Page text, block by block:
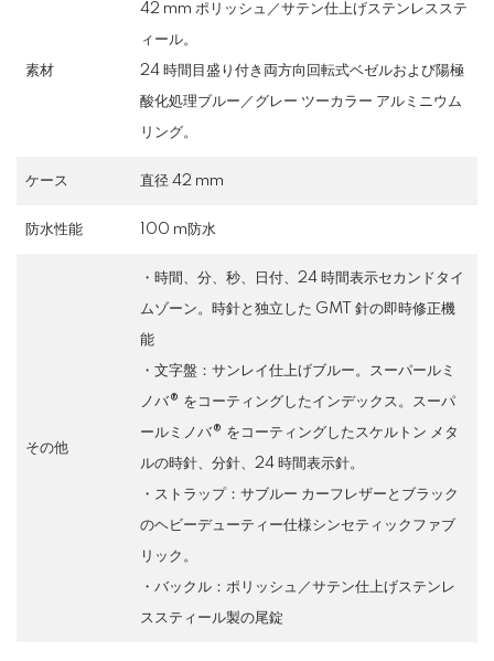
素材
42 mm ポリッシュ／サテン仕上げステンレスステ
ィール。
24 時間目盛り付き両方向回転式ベゼルおよび陽極
酸化処理ブルー／グレー ツーカラー アルミニウム
リング。
ケース 直径 42 mm
防水性能 100 m防水
その他
・時間、分、秒、日付、24 時間表示セカンドタイ
ムゾーン。時針と独立した GMT 針の即時修正機
能
・文字盤：サンレイ仕上げブルー。スーパールミ
ノバ® をコーティングしたインデックス。スーパ
ールミノバ® をコーティングしたスケルトン メタ
ルの時針、分針、24 時間表示針。
・ストラップ：サブルー カーフレザーとブラック
のヘビーデューティー仕様シンセティックファブ
リック。
・バックル：ポリッシュ／サテン仕上げステンレ
ススティール製の尾錠